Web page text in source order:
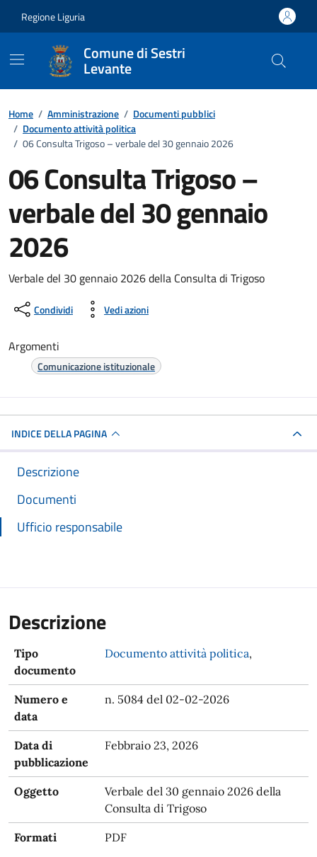
Regione Liguria
Comune di Sestri
Levante
Home / Amministrazione / Documenti pubblici
/ Documento attività politica
/ 06 Consulta Trigoso – verbale del 30 gennaio 2026
06 Consulta Trigoso –
verbale del 30 gennaio
2026
Dettagli del documento
Verbale del 30 gennaio 2026 della Consulta di Trigoso
Condividi Vedi azioni
Argomenti
Comunicazione istituzionale
INDICE DELLA PAGINA
Descrizione
Documenti
Ufficio responsabile
Descrizione
Tipo
documento
Documento attività politica,
Numero e
data
n. 5084 del 02-02-2026
Data di
pubblicazione
Febbraio 23, 2026
Oggetto
Verbale del 30 gennaio 2026 della
Consulta di Trigoso
Formati PDF